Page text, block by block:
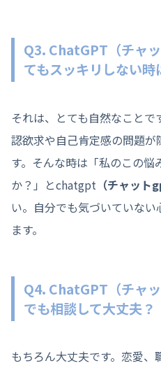
Q3. ChatGPT （チャ
てもスッキリしない時
それは、とても自然なこと
認欲求や自己肯定感の問題
す。そんな時は「私のこの悩
か？」とchatgpt （チャット
い。自分でも気づいていな
ます。
Q4. ChatGPT （チャ
でも相談して大丈夫？
もちろん大丈夫です。恋愛